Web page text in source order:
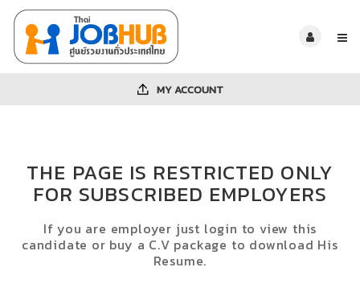
MY ACCOUNT
THE PAGE IS RESTRICTED ONLY
FOR SUBSCRIBED EMPLOYERS
If you are employer just login to view this
candidate or buy a C.V package to download His
Resume.